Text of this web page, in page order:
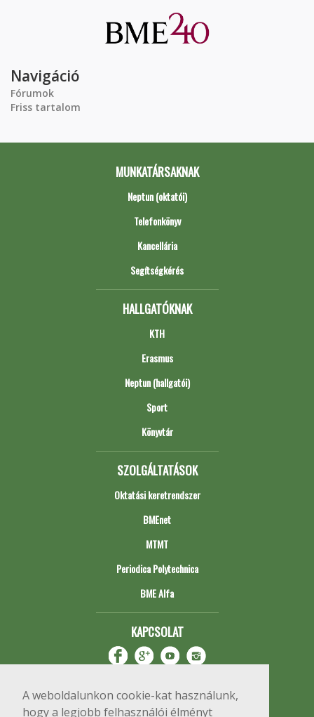
A weboldalunkon cookie-kat használunk,
hogy a legjobb felhasználói élményt
Navigáció
Fórumok
Friss tartalom
MUNKATÁRSAKNAK
Neptun (oktatói)
Telefonkönyv
Kancellária
Segítségkérés
HALLGATÓKNAK
KTH
Erasmus
Neptun (hallgatói)
Sport
Könyvtár
SZOLGÁLTATÁSOK
Oktatási keretrendszer
BMEnet
MTMT
Periodica Polytechnica
BME Alfa
KAPCSOLAT